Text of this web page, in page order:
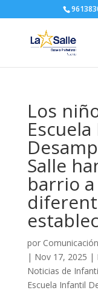
Los
Salle
barrio
por
| Nov 17, 2025 |
Noticias de
Escuela Infantil